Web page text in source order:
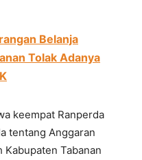
Belanja
Tolak Adanya
keempat Ranperda
tentang Anggaran
Kabupaten Tabanan